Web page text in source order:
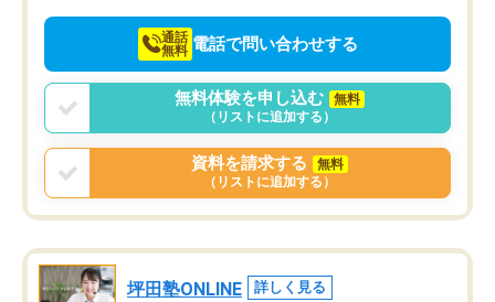
通話
無料 電話で問い合わせする
無料体験を申し込む
無料
（リストに追加する）
資料を請求する
無料
（リストに追加する）
坪田塾ONLINE 詳しく見る